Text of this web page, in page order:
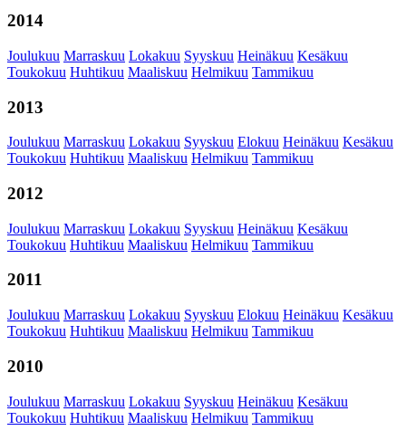
2014
Joulukuu Marraskuu Lokakuu Syyskuu Heinäkuu Kesäkuu
Toukokuu Huhtikuu Maaliskuu Helmikuu Tammikuu
2013
Joulukuu Marraskuu Lokakuu Syyskuu Elokuu Heinäkuu Kesäkuu
Toukokuu Huhtikuu Maaliskuu Helmikuu Tammikuu
2012
Joulukuu Marraskuu Lokakuu Syyskuu Heinäkuu Kesäkuu
Toukokuu Huhtikuu Maaliskuu Helmikuu Tammikuu
2011
Joulukuu Marraskuu Lokakuu Syyskuu Elokuu Heinäkuu Kesäkuu
Toukokuu Huhtikuu Maaliskuu Helmikuu Tammikuu
2010
Joulukuu Marraskuu Lokakuu Syyskuu Heinäkuu Kesäkuu
Toukokuu Huhtikuu Maaliskuu Helmikuu Tammikuu